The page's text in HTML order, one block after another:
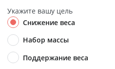
Укажите вашу цель
Снижение веса
Набор массы
Поддержание веса